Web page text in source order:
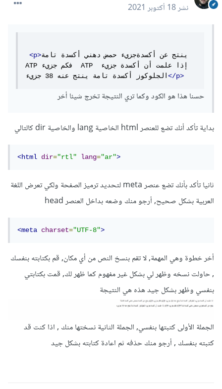
نشر18 أكتوبر 2021
<p>ينتج عن أكسدةجزيء حمض دهني أكسدة تامة
ATP فكم جزيء  ATP إذا علمت أن أكسدة جزيء
الجلوكوز أكسدة تامة ينتج عنه 38 جزيء</p>
حسنا هذا هو الكود وكما تري النتيجة تخرج شيئا أخر
بداية تأكد أنك تضع للعنصر html الخاصية lang والخاصية dir كالتالي
<html dir="rtl" lang="ar">
ثانيا تأكد بأنك تضع عنصر meta لتحديد ترميز الصفحة ولكي تعرض اللغة
العربية بشكل صحيح, أرجو منك وضعه بداخل العنصر head
<meta charset="UTF-8">
أخر خطوة وهي المهمة, لا تقم بنسخ النص من أي مكان, قم بكتابته بنفسك
, حاولت نسخه وظهر لي بشكل غير مفهوم كما ظهر لك, قمت بكتابتي
بنفسي وظهر بشكل جيد هذه هي النتيجة
الجملة الأولى كتبتها بنفسي, الجملة الثانية نسختها منك , اذا كنت قد
كتبته بنفسك , أرجو منك حذفه ثم اعادة كتابته بشكل جيد